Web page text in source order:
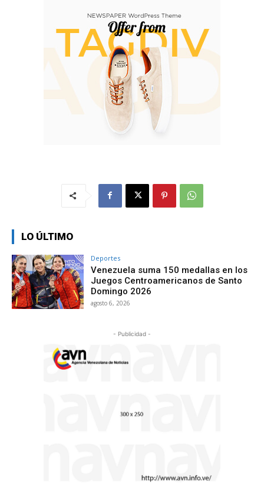
LO ÚLTIMO
Deportes
Venezuela suma 150 medallas en los
Juegos Centroamericanos de Santo
Domingo 2026
agosto 6, 2026
- Publicidad -